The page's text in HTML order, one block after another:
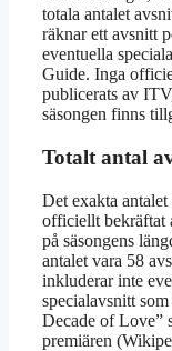
totala antalet
räknar ett avsnitt
eventuella
Guide. Inga
publicerats av
säsongen finns
Totalt antal
Det exakta
officiellt bekräftat
på säsongens
antalet vara 58
inkluderar inte
specialavsnitt
Decade of Love”
premiären